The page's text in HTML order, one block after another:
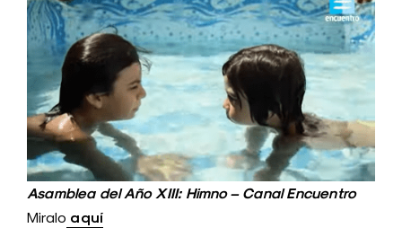
Asamblea del Año XIII: Himno – Canal Encuentro
Miralo aquí